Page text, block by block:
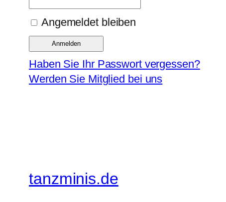
Angemeldet bleiben
Haben Sie Ihr Passwort vergessen?
Werden Sie Mitglied bei uns
tanzminis.de